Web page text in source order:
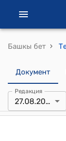
Башкы бет ›
Документ
Редакция
27.08.2021